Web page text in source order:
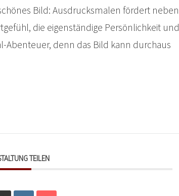
Bild: Ausdrucksmalen fördert neben
die eigenständige Persönlichkeit und
Abenteuer, denn das Bild kann durchaus
TEILEN